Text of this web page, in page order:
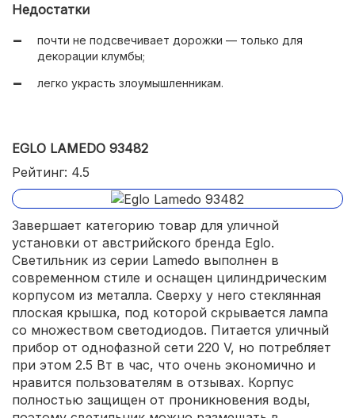
Недостатки
почти не подсвечивает дорожки — только для
декорации клумбы;
легко украсть злоумышленникам.
EGLO LAMEDO 93482
Рейтинг: 4.5
Завершает категорию товар для уличной
установки от австрийского бренда Eglo.
Светильник из серии Lamedo выполнен в
современном стиле и оснащен цилиндрическим
корпусом из металла. Сверху у него стеклянная
плоская крышка, под которой скрывается лампа
со множеством светодиодов. Питается уличный
прибор от однофазной сети 220 V, но потребляет
при этом 2.5 Вт в час, что очень экономично и
нравится пользователям в отзывах. Корпус
полностью защищен от проникновения воды,